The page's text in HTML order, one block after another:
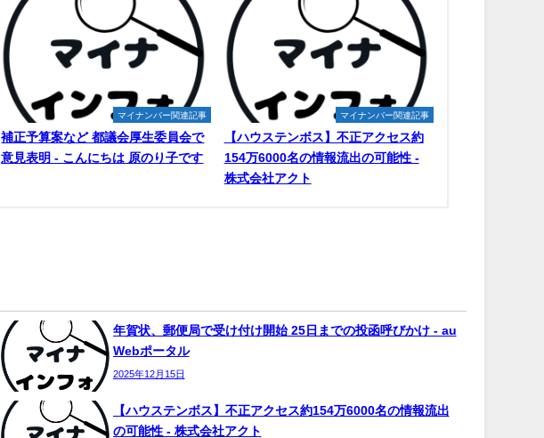
マイナンバー関連記事
補正予算案など 都議会厚生委員会で
意見表明 - こんにちは 原のり子です
マイナンバー関連記事
【ハウステンボス】不正アクセス約
154万6000名の情報流出の可能性 -
株式会社アクト
年賀状、郵便局で受け付け開始 25日までの投函呼びかけ - au
Webポータル
2025年12月15日
【ハウステンボス】不正アクセス約154万6000名の情報流出
の可能性 - 株式会社アクト